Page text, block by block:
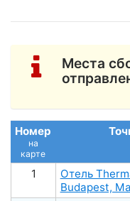
Места
Номер
на
карте
1
Отель
Budapest,